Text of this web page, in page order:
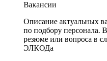
Вакансии
Описание актуальных
по подбору персонала.
резюме или вопроса в
ЭЛКОДа